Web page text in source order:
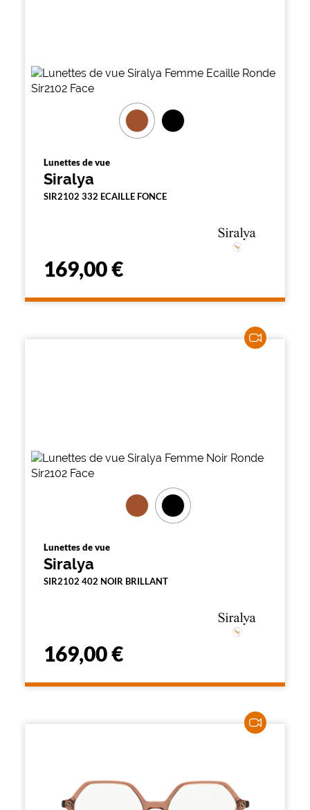
Lunettes de vue
Siralya
SIR2102 332 ECAILLE FONCE
169,00 €
Lunettes de vue
Siralya
SIR2102 402 NOIR BRILLANT
169,00 €